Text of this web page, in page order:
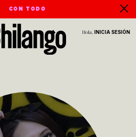
CON TODO
Hola, INICIA SESIÓN